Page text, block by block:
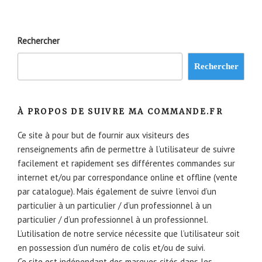
Rechercher
Rechercher
À PROPOS DE SUIVRE MA COMMANDE.FR
Ce site à pour but de fournir aux visiteurs des
renseignements afin de permettre à l’utilisateur de suivre
facilement et rapidement ses différentes commandes sur
internet et/ou par correspondance online et offline (vente
par catalogue). Mais également de suivre l’envoi d’un
particulier à un particulier / d’un professionnel à un
particulier / d’un professionnel à un professionnel.
L’utilisation de notre service nécessite que l’utilisateur soit
en possession d’un numéro de colis et/ou de suivi.